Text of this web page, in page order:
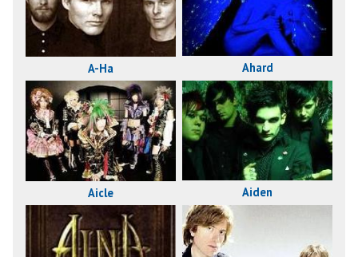
A-Ha Ahard
Aicle Aiden